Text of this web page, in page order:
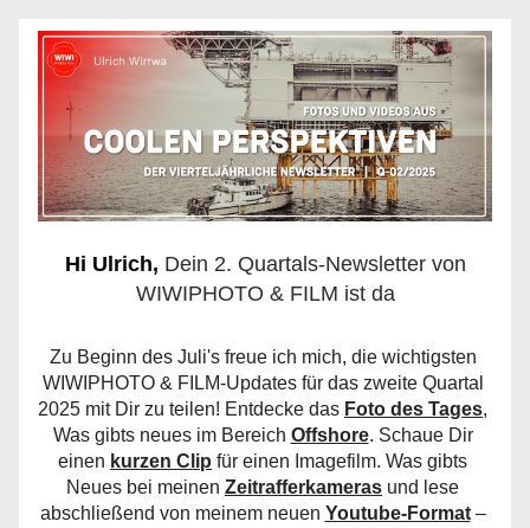
Hi Ulrich, Dein 2. Quartals-Newsletter von
WIWIPHOTO & FILM ist da
Zu Beginn des Juli's freue ich mich, die wichtigsten
WIWIPHOTO & FILM-Updates für das zweite Quartal
2025 mit Dir zu teilen! Entdecke das Foto des Tages,
Was gibts neues im Bereich Offshore. Schaue Dir
einen kurzen Clip für einen Imagefilm. Was gibts
Neues bei meinen Zeitrafferkameras und lese
abschließend von meinem neuen Youtube-Format –